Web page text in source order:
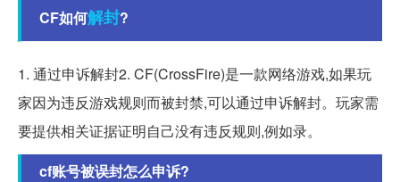
CF如何解封?
1. 通过申诉解封2. CF(CrossFire)是一款网络游戏,如果玩
家因为违反游戏规则而被封禁,可以通过申诉解封。玩家需
要提供相关证据证明自己没有违反规则,例如录。
cf账号被误封怎么申诉?